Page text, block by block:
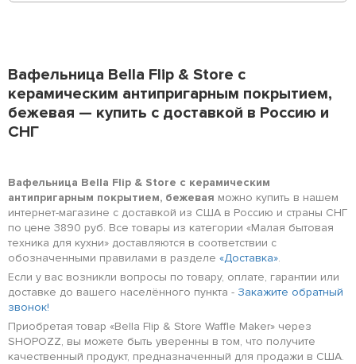
Вафельница Bella Flip & Store с
керамическим антипригарным покрытием,
бежевая — купить с доставкой в Россию и
СНГ
Вафельница Bella Flip & Store с керамическим
антипригарным покрытием, бежевая можно купить в нашем
интернет-магазине с доставкой из США в Россию и страны СНГ
по цене 3890 руб. Все товары из категории «Малая бытовая
техника для кухни» доставляются в соответствии с
обозначенными правилами в разделе «Доставка».
Если у вас возникли вопросы по товару, оплате, гарантии или
доставке до вашего населённого пункта - Закажите обратный
звонок!
Приобретая товар «Bella Flip & Store Waffle Maker» через
SHOPOZZ, вы можете быть уверенны в том, что получите
качественный продукт, предназначенный для продажи в США.